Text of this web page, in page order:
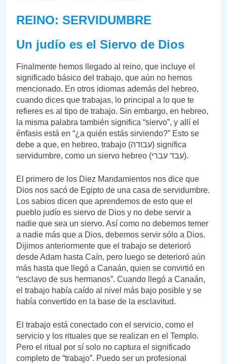
REINO: SERVIDUMBRE
Un judío es el Siervo de Dios
Finalmente hemos llegado al reino, que incluye el
significado básico del trabajo, que aún no hemos
mencionado. En otros idiomas además del hebreo,
cuando dices que trabajas, lo principal a lo que te
refieres es al tipo de trabajo. Sin embargo, en hebreo,
la misma palabra también significa “siervo”, y allí el
énfasis está en “¿a quién estás sirviendo?” Esto se
debe a que, en hebreo, trabajo (עבודה) significa
servidumbre, como un siervo hebreo (עבד עברי).
El primero de los Diez Mandamientos nos dice que
Dios nos sacó de Egipto de una casa de servidumbre.
Los sabios dicen que aprendemos de esto que el
pueblo judío es siervo de Dios y no debe servir a
nadie que sea un siervo. Así como no debemos temer
a nadie más que a Dios, debemos servir sólo a Dios.
Dijimos anteriormente que el trabajo se deterioró
desde Adam hasta Caín, pero luego se deterioró aún
más hasta que llegó a Canaán, quien se convirtió en
“esclavo de sus hermanos”. Cuando llegó a Canaán,
el trabajo había caído al nivel más bajo posible y se
había convertido en la base de la esclavitud.
El trabajo está conectado con el servicio, como el
servicio y los rituales que se realizan en el Templo.
Pero el ritual por sí solo no captura el significado
completo de “trabajo”. Puedo ser un profesional